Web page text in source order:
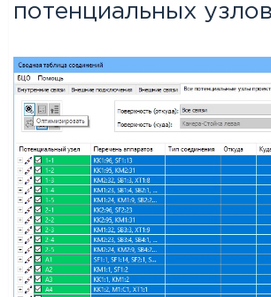
потенциальных